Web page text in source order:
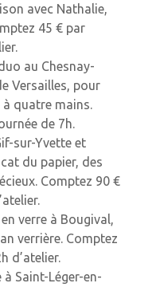
avec Nathalie,
45 € par
au Chesnay-
Versailles, pour
à quatre mains.
de 7h.
sur-Yvette et
du papier, des
Comptez 90 €
verre à Bougival,
verrière. Comptez
d’atelier.
Saint-Léger-en-